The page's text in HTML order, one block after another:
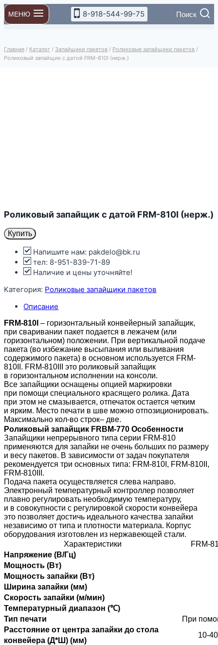
Перейти
к
содержимому
МЕНЮ 8-918-544-99-75 Поиск
Главная / Каталог / Запайщики пакетов / Роликовые запайщики пакетов /
Роликовый запайщик с датой FRM-810I (нерж.)
Роликовый запайщик с датой FRM-810I (нерж.)
Купить
Напишите нам: pakdelo@bk.ru
тел: 8-951-839-71-89
Наличие и цены уточняйте!
Категория: Роликовые запайщики пакетов
Описание
FRM-810I – горизонтальный конвейерный запайщик,
при сваривании пакет подается в лежачем (или
горизонтальном) положении. При вертикальной подаче
пакета (во избежание высыпания или выливания
содержимого пакета) в основном используется FRM-
810II. FRM-810III это роликовый запайщик
в горизонтальном исполнении на консоли.
Все запайщики оснащены опцией маркировки
при помощи специального красящего ролика. Дата
при этом не смазывается, отпечаток остается четким
и ярким. Место печати в шве можно отпозиционировать.
Максимально кол-во строк– две.
Роликовый запайщик FRBM-770 Особенности
Запайщики непрерывного типа серии FRM-810
применяются для запайки не очень больших по размеру
и весу пакетов. В зависимости от задач покупателя
рекомендуется три основных типа: FRM-810I, FRM-810II,
FRM-810III.
Подача пакета осуществляется слева направо.
Электронный температурный контроллер позволяет
плавно регулировать необходимую температуру,
и в совокупности с регулировкой скорости конвейера
это позволяет достичь идеального качества запайки
независимо от типа и плотности материала. Корпус
оборудования изготовлен из нержавеющей стали.
Характеристики
FRM-
Напряжение (В/Гц)
Мощность (Вт)
Мощность запайки (Вт)
Ширина запайки (мм)
Скорость запайки (м/мин)
Температурный диапазон(℃)
Тип печати
При
Расстояние от центра запайки до стола
конвейера(Д*Ш) (мм)
10-40